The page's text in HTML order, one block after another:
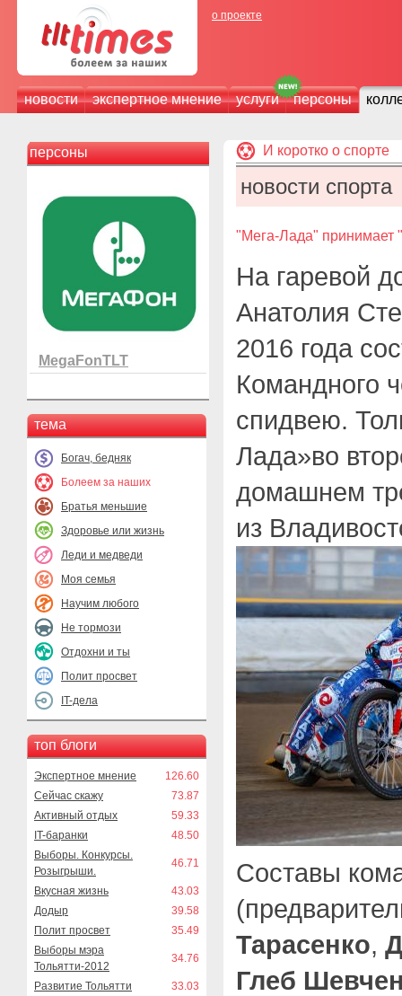
о проекте
новости экспертное мнение услуги персоны
персоны
MegaFonTLT
тема
Богач, бедняк
Болеем за наших
Братья меньшие
Здоровье или жизнь
Леди и медведи
Моя семья
Научим любого
Не тормози
Отдохни и ты
Полит просвет
IT-дела
топ блоги
Экспертное мнение
126.60
Сейчас скажу
73.87
Активный отдых
59.33
IT-баранки
48.50
Выборы. Конкурсы.
Розыгрыши.
46.71
Вкусная жизнь
43.03
Додыр
39.58
Полит просвет
35.49
Выборы мэра
Тольятти-2012
34.76
Развитие Тольятти 33.03
И коротко о спорте
новости спорта
"Мега-Лада" принимает
На гаревой
Анатолия
2016 года
Командного
спидвею.
Лада»во
домашнем
из
Составы
Тарасенко,
Глеб